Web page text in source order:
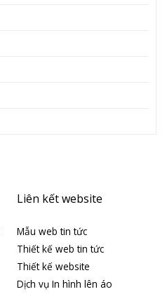
Liên kết website
Mẫu web tin tức
Thiết kế web tin tức
Thiết kế website
Dịch vụ In hình lên áo